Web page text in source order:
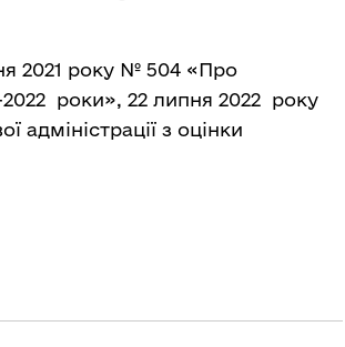
2021 року № 504 «Про
роки», 22 липня 2022 року
адміністрації з оцінки